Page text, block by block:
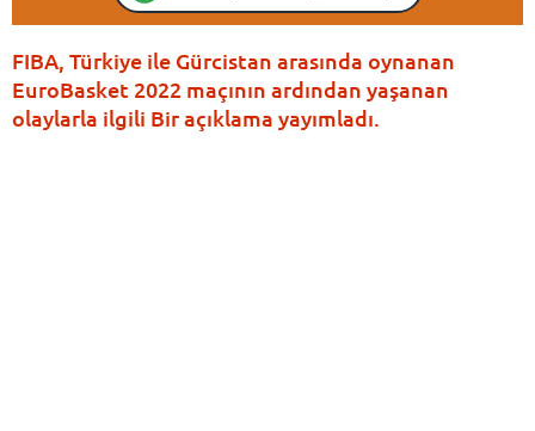
FIBA, Türkiye ile Gürcistan arasında oynanan
EuroBasket 2022 maçının ardından yaşanan
olaylarla ilgili Bir açıklama yayımladı.